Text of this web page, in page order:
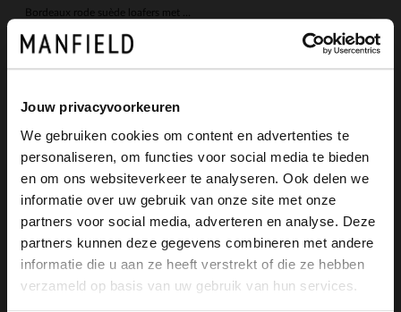
Jouw privacyvoorkeuren
We gebruiken cookies om content en advertenties te
personaliseren, om functies voor social media te bieden
en om ons websiteverkeer te analyseren. Ook delen we
informatie over uw gebruik van onze site met onze
partners voor social media, adverteren en analyse. Deze
partners kunnen deze gegevens combineren met andere
informatie die u aan ze heeft verstrekt of die ze hebben
verzameld op basis van uw gebruik van hun services.
139.99
De My Manfield
voordelen wachten
op je.
×
View this website in English?
It looks like your language isn't Dutch. Would
you like to switch to English?